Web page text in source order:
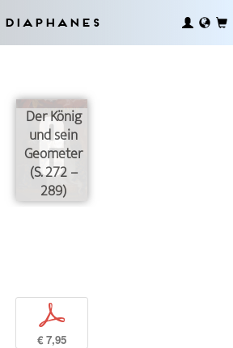
Diaphanes
Der König
und sein
Geometer
(S. 272 –
289)
p
€ 7,95